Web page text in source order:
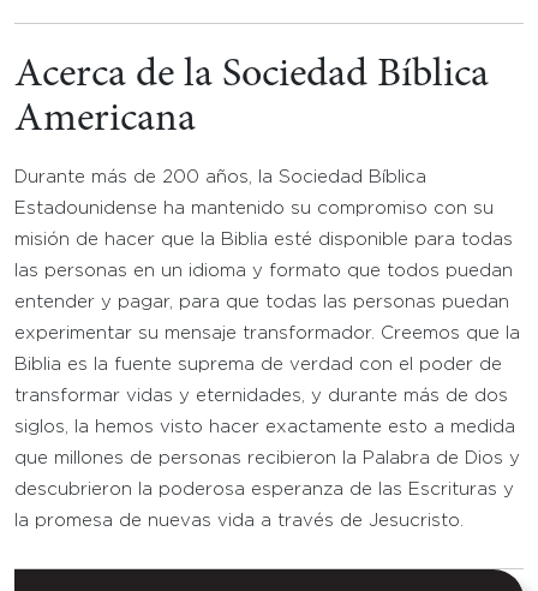
Acerca de la Sociedad Bíblica
Americana
Durante más de 200 años, la Sociedad Bíblica
Estadounidense ha mantenido su compromiso con su
misión de hacer que la Biblia esté disponible para todas
las personas en un idioma y formato que todos puedan
entender y pagar, para que todas las personas puedan
experimentar su mensaje transformador. Creemos que la
Biblia es la fuente suprema de verdad con el poder de
transformar vidas y eternidades, y durante más de dos
siglos, la hemos visto hacer exactamente esto a medida
que millones de personas recibieron la Palabra de Dios y
descubrieron la poderosa esperanza de las Escrituras y
la promesa de nuevas vida a través de Jesucristo.